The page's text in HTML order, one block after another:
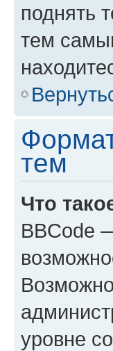
поднять
тем
тем
Что
BBCode
уровне